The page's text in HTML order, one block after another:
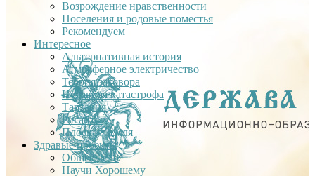
Возрождение нравственности
Поселения и родовые поместья
Рекомендуем
Интересное
Альтернативная история
Атмосферное электричество
Теория заговора
Недавняя катастрофа
Тартария
Гиганты
Плоская Земля
Здравые проекты
Общее дело
Научи Хорошему